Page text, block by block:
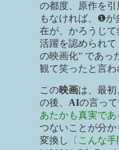
の都度、原作を
もなければ、❶が
在が、かろうじ
活躍を認められ
の映画化” であっ
観て笑ったと言わ
この映画は、最初
の後、 AIの言っ
あたかも真実であ
つないことが分か
変換し
〔こんな